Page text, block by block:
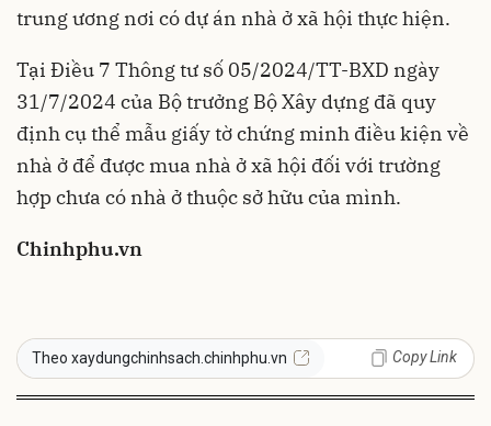
trung ương nơi có dự án nhà ở xã hội thực hiện.
Tại Điều 7 Thông tư số 05/2024/TT-BXD ngày
31/7/2024 của Bộ trưởng Bộ Xây dựng đã quy
định cụ thể mẫu giấy tờ chứng minh điều kiện về
nhà ở để được mua nhà ở xã hội đối với trường
hợp chưa có nhà ở thuộc sở hữu của mình.
Chinhphu.vn
Theo xaydungchinhsach.chinhphu.vn Copy Link